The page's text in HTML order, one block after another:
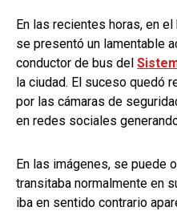
En las recientes horas, en
se presentó un lamentable
conductor de bus del
la ciudad. El suceso quedó
por las cámaras de
en redes sociales
En las imágenes, se puede
transitaba normalmente en
iba en sentido contrario